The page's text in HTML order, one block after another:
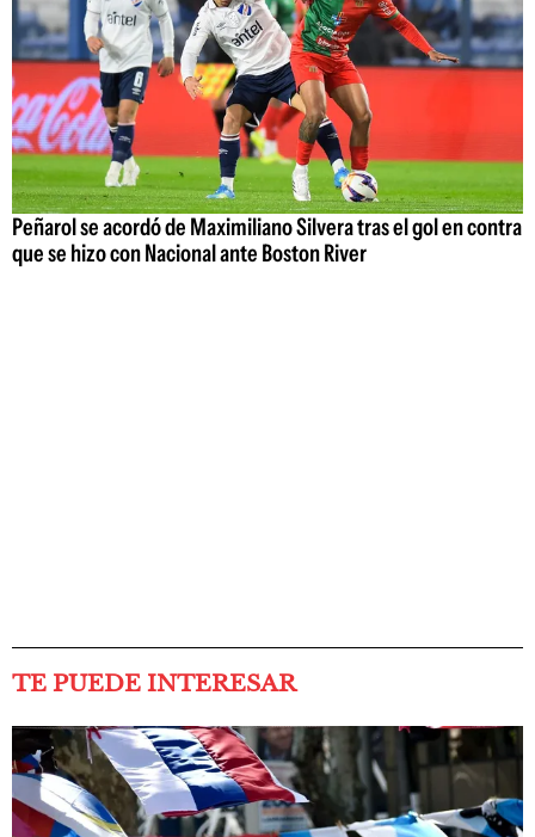
Peñarol se acordó de Maximiliano Silvera tras el gol en contra
que se hizo con Nacional ante Boston River
TE PUEDE INTERESAR